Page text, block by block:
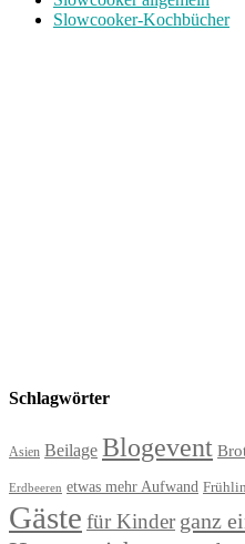
Slowcooker-Kochbücher
Schlagwörter
Asien Beilage Blogevent
Erdbeeren etwas mehr Aufwand
Gäste für Kinder ganz